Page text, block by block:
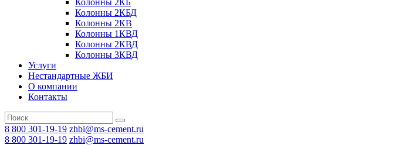
Колонны 2КБ
Колонны 2КБД
Колонны 2КВ
Колонны 1КВД
Колонны 2КВД
Колонны 3КВД
Услуги
Нестандартные ЖБИ
О компании
Контакты
8 800 301-19-19 zhbi@ms-cement.ru
8 800 301-19-19 zhbi@ms-cement.ru